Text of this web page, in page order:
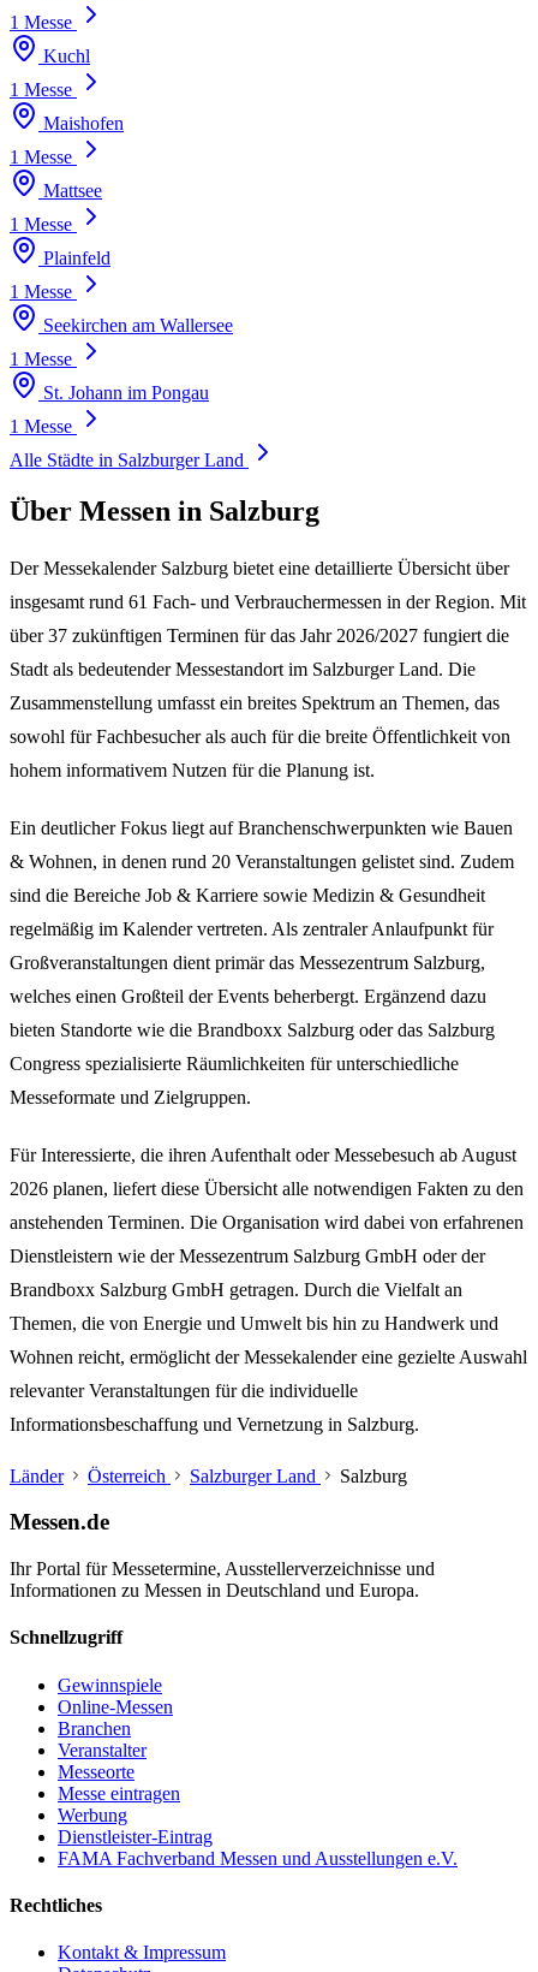
1 Messe
Kuchl
1 Messe
Maishofen
1 Messe
Mattsee
1 Messe
Plainfeld
1 Messe
Seekirchen am Wallersee
1 Messe
St. Johann im Pongau
1 Messe
Alle Städte in Salzburger Land
Über Messen in Salzburg
DerMessekalender Salzburg bietet eine detaillierte Übersicht über
insgesamt rund 61 Fach- und Verbrauchermessen in der Region. Mit
über37 zukünftigen Terminen für das Jahr 2026/2027 fungiert die
Stadt als bedeutender Messestandort im Salzburger Land. Die
Zusammenstellung umfasst ein breites Spektrum an Themen, das
sowohl für Fachbesucher als auch für die breite Öffentlichkeit von
hohem informativem Nutzen für die Planung ist.
Ein deutlicher Fokus liegt auf Branchenschwerpunkten wie Bauen
& Wohnen, in denen rund 20 Veranstaltungen gelistet sind. Zudem
sind die Bereiche Job & Karriere sowie Medizin & Gesundheit
regelmäßig im Kalender vertreten. Als zentraler Anlaufpunkt für
Großveranstaltungen dient primär das Messezentrum Salzburg,
welches einen Großteil der Events beherbergt. Ergänzend dazu
bieten Standorte wie die Brandboxx Salzburg oder das Salzburg
Congress spezialisierte Räumlichkeiten für unterschiedliche
Messeformate und Zielgruppen.
Für Interessierte, die ihren Aufenthalt oder Messebesuch ab August
2026 planen, liefert diese Übersicht alle notwendigen Fakten zu den
anstehenden Terminen. Die Organisation wird dabei von erfahrenen
Dienstleistern wie der Messezentrum Salzburg GmbH oder der
Brandboxx Salzburg GmbH getragen. Durch die Vielfalt an
Themen, die von Energie und Umwelt bis hin zu Handwerk und
Wohnen reicht, ermöglicht der Messekalender eine gezielte Auswahl
relevanter Veranstaltungen für die individuelle
Informationsbeschaffung und Vernetzung in Salzburg.
Länder Österreich Salzburger Land Salzburg
Messen.de
Ihr Portal für Messetermine, Ausstellerverzeichnisse und
Informationen zu Messen in Deutschland und Europa.
Schnellzugriff
Gewinnspiele
Online-Messen
Branchen
Veranstalter
Messeorte
Messe eintragen
Werbung
Dienstleister-Eintrag
FAMA Fachverband Messen und Ausstellungen e.V.
Rechtliches
Kontakt & Impressum